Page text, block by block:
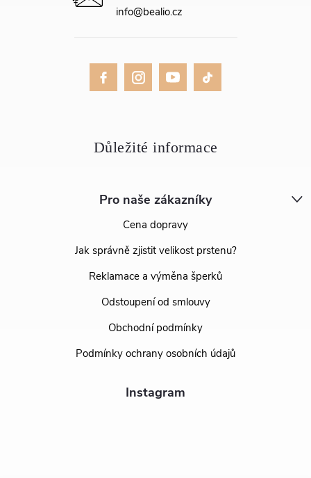
Pro naše zákazníky
Cena dopravy
Jak správně zjistit velikost prstenu?
Reklamace a výměna šperků
Odstoupení od smlouvy
Obchodní podmínky
Podmínky ochrany osobních údajů
Instagram
info@bealio.cz